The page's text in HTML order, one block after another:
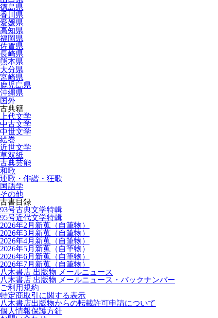
徳島県
香川県
愛媛県
高知県
福岡県
佐賀県
長崎県
熊本県
大分県
宮崎県
鹿児島県
沖縄県
国外
古典籍
上代文学
中古文学
中世文学
絵巻
近世文学
草双紙
古典芸能
和歌
連歌・俳諧・狂歌
国語学
その他
古書目録
93号古典文学特輯
95号近代文学特輯
2026年2月新蒐（自筆物）
2026年3月新蒐（自筆物）
2026年4月新蒐（自筆物）
2026年5月新蒐（自筆物）
2026年6月新蒐（自筆物）
2026年7月新蒐（自筆物）
八木書店 出版物 メールニュース
八木書店 出版物 メールニュース・バックナンバー
ご利用規約
特定商取引に関する表示
八木書店出版物からの転載許可申請について
個人情報保護方針